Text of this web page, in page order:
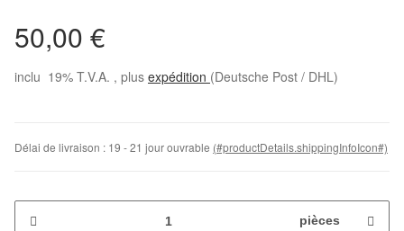
50,00 €
inclu 19% T.V.A. , plus expédition (Deutsche Post / DHL)
Délai de livraison : 19 - 21 jour ouvrable (#productDetails.shippingInfoIcon#)
pièces